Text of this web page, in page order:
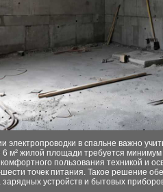
электропроводки в спальне важно
м² жилой площади требуется минимум
пользования техникой и
точек питания. Такое решение
устройств и бытовых